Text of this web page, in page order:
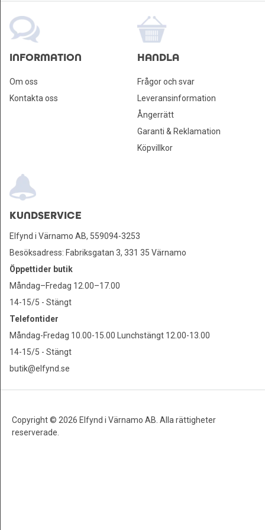
Leksaker och Hobby
INFORMATION
Om oss
Kontakta oss
HANDLA
Frågor och svar
Leveransinformation
Ångerrätt
Garanti & Reklamation
Köpvillkor
KUNDSERVICE
Elfynd i Värnamo AB, 559094-3253
Besöksadress: Fabriksgatan 3, 331 35 Värnamo
Öppettider butik
Måndag–Fredag 12.00–17.00
14-15/5 - Stängt
Telefontider
Måndag-Fredag 10.00-15.00 Lunchstängt 12.00-13.00
14-15/5 - Stängt
butik@elfynd.se
Copyright © 2026 Elfynd i Värnamo AB. Alla rättigheter
reserverade.